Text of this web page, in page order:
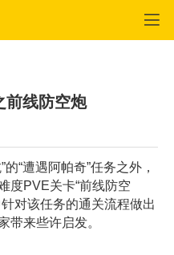
前线防空炮
“遭遇阿帕奇”任务之外，
度PVE关卡“前线防空
对该任务的通关流程做出
带来些许启发。